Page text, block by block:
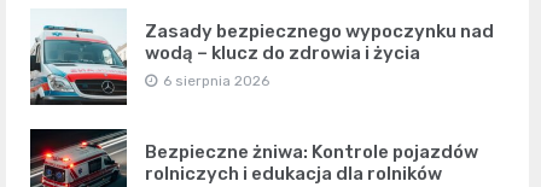
Zasady bezpiecznego wypoczynku nad
wodą – klucz do zdrowia i życia
6 sierpnia 2026
Bezpieczne żniwa: Kontrole pojazdów
rolniczych i edukacja dla rolników